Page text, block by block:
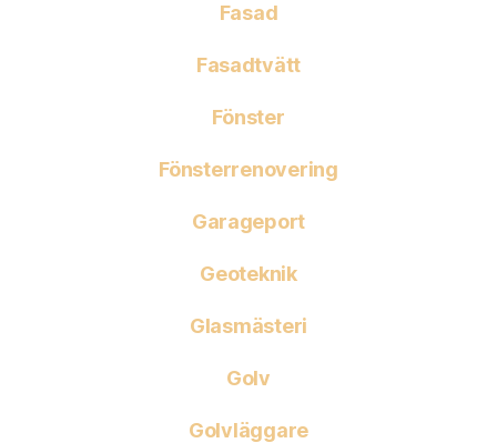
Fasad
Fasadtvätt
Fönster
Fönsterrenovering
Garageport
Geoteknik
Glasmästeri
Golv
Golvläggare